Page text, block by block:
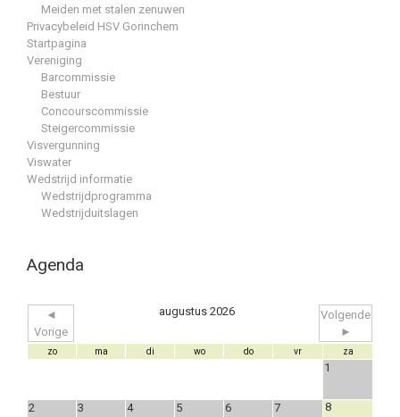
Meiden met stalen zenuwen
Privacybeleid HSV Gorinchem
Startpagina
Vereniging
Barcommissie
Bestuur
Concourscommissie
Steigercommissie
Visvergunning
Viswater
Wedstrijd informatie
Wedstrijdprogramma
Wedstrijduitslagen
Agenda
◄
Vorige
augustus 2026
Volgende
►
zo ma di wo do vr za
1
2 3 4 5 6 7 8